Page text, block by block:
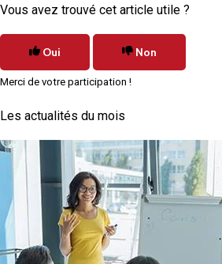
Vous avez trouvé cet article utile ?
Oui Non
Merci de votre participation !
Les actualités du mois